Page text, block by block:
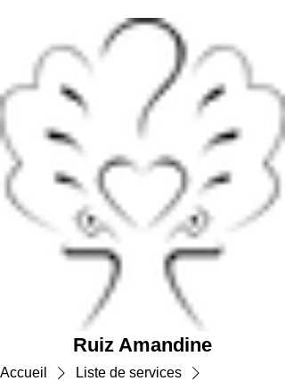
Ruiz Amandine
Accueil
Liste de services